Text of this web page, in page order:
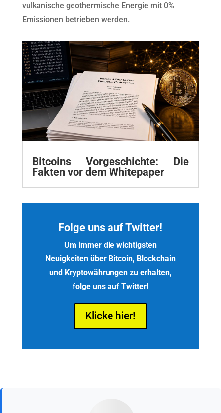
vulkanische geothermische Energie mit 0%
Emissionen betrieben werden.
Bitcoins Vorgeschichte: Die
Fakten vor dem Whitepaper
Folge uns auf Twitter!
Um immer die wichtigsten
Neuigkeiten über Bitcoin, Blockchain
und Kryptowährungen zu erhalten,
folge uns auf Twitter!
Klicke hier!